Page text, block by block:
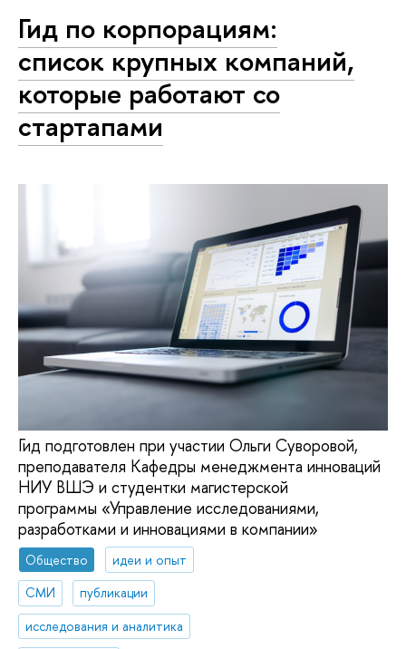
Гид по корпорациям:
список крупных компаний,
которые работают со
стартапами
Гид подготовлен при участии Ольги Суворовой,
преподавателя Кафедры менеджмента инноваций
НИУ ВШЭ и студентки магистерской
программы «Управление исследованиями,
разработками и инновациями в компании»
Общество
идеи и опыт
СМИ
публикации
исследования и аналитика